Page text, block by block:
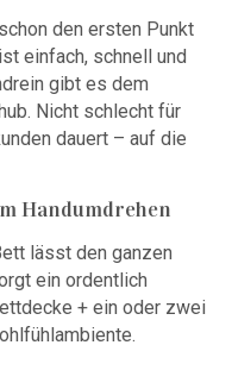
den ersten Punkt
einfach, schnell und
gibt es dem
Nicht schlecht für
dauert – auf die
Handumdrehen
lässt den ganzen
ein ordentlich
+ ein oder zwei